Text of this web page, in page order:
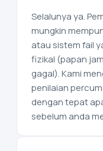
Selalunya ya.
mungkin
atau sistem fail
fizikal (papan
gagal). Kami
penilaian
dengan tepat
sebelum anda